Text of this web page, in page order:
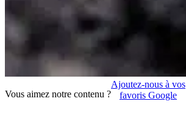
Vous aimez notre contenu ?
Ajoutez-nous à vos
favoris Google